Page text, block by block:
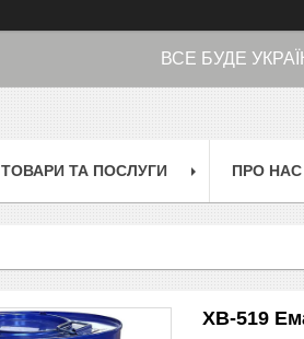
ВСЕ БУДЕ
ТОВАРИ ТА ПОСЛУГИ ПРО НАС
ХВ-519